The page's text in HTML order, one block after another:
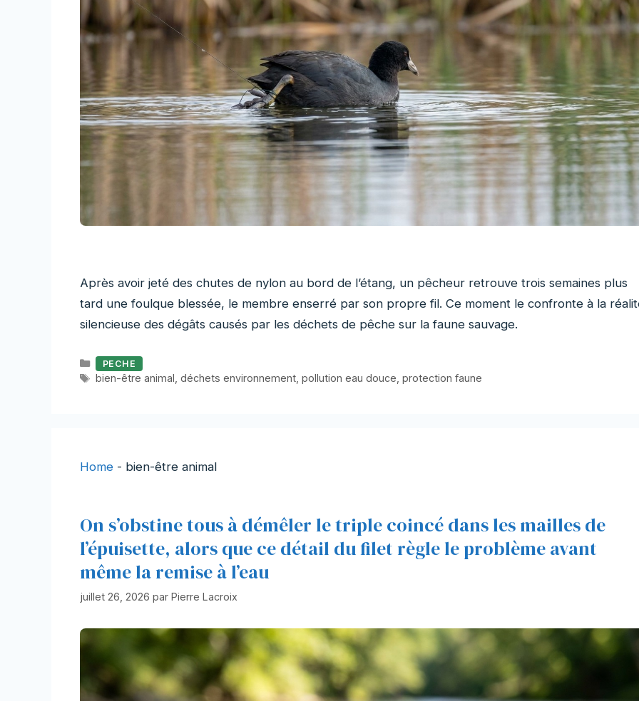
Après avoir jeté des chutes de nylon au bord de l’étang, un pêcheur retrouve trois semaines plus
tard une foulque blessée, le membre enserré par son propre fil. Ce moment le confronte à la
silencieuse des dégâts causés par les déchets de pêche sur la faune sauvage.
Catégories
PECHE
Étiquettes
bien-être animal déchets environnement, pollution eau douce protection faune
Home - bien-être animal
On s’obstine tous à démêler le triple coincé dans les mailles de
l’épuisette, alors que ce détail du filet règle le problème avant
même la remise à l’eau
juillet 26, 2026 par Pierre Lacroix